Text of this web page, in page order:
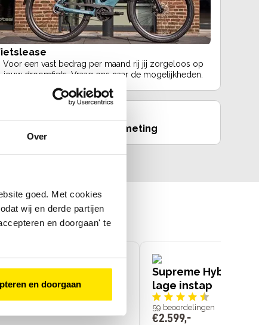
Over
goed. Met cookies
wij en derde partijen
en doorgaan' te
en doorgaan
Voor een vast bedrag per maand rij jij zorgeloos op
jouw droomfiets. Vraag ons naar de mogelijkheden.
Zadelmeting
€379
Supreme Hybrid
lage instap
59 beoordelingen
€2.599,-